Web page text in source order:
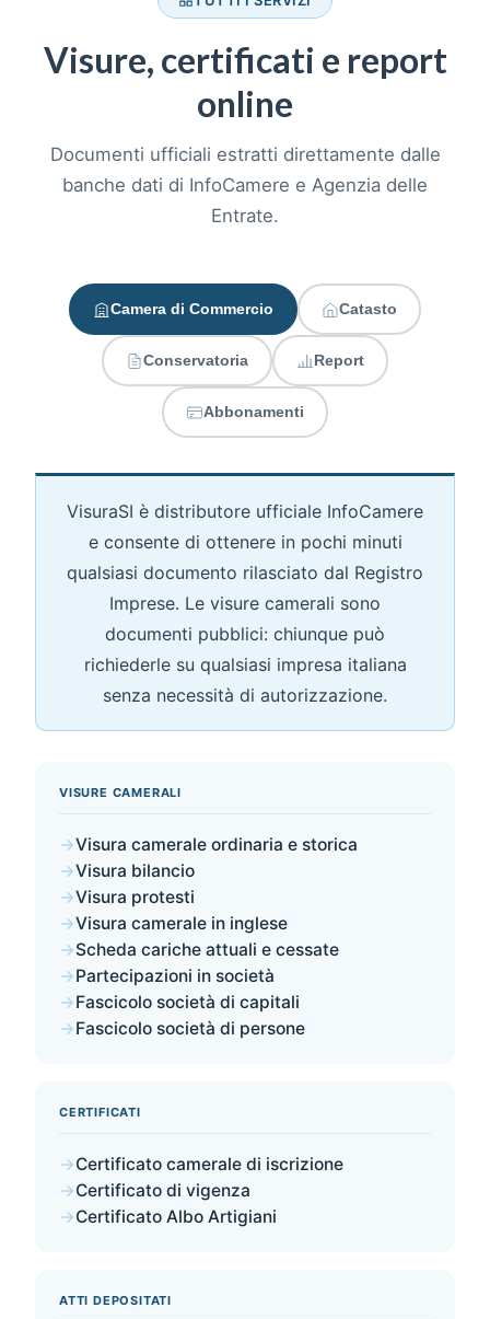
Visure, certificati e report
online
Documenti ufficiali estratti direttamente dalle
banche dati di InfoCamere e Agenzia delle
Entrate.
Camera di Commercio Catasto
Conservatoria Report
Abbonamenti
VisuraSI è distributore ufficiale InfoCamere
e consente di ottenere in pochi minuti
qualsiasi documento rilasciato dal Registro
Imprese. Le visure camerali sono
documenti pubblici: chiunque può
richiederle su qualsiasi impresa italiana
senza necessità di autorizzazione.
VISURE CAMERALI
→Visura camerale ordinaria e storica
→Visura bilancio
→Visura protesti
→Visura camerale in inglese
→Scheda cariche attuali e cessate
→Partecipazioni in società
→Fascicolo società di capitali
→Fascicolo società di persone
CERTIFICATI
→Certificato camerale di iscrizione
→Certificato di vigenza
→Certificato Albo Artigiani
ATTI DEPOSITATI